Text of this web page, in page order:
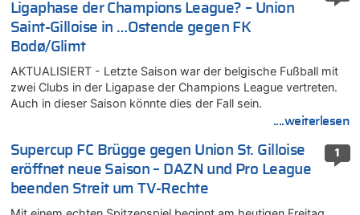
Ligaphase der Champions League? – Union
Saint-Gilloise in …Ostende gegen FK
Bodø/Glimt
AKTUALISIERT - Letzte Saison war der belgische Fußball mit
zwei Clubs in der Ligapase der Champions League vertreten.
Auch in dieser Saison könnte dies der Fall sein.
....weiterlesen
1
Supercup FC Brügge gegen Union St. Gilloise
eröffnet neue Saison – DAZN und Pro League
beenden Streit um TV-Rechte